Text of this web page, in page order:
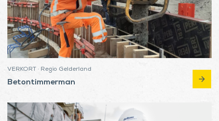
VERKORT · Regio Gelderland
Betontimmerman arrow_forward